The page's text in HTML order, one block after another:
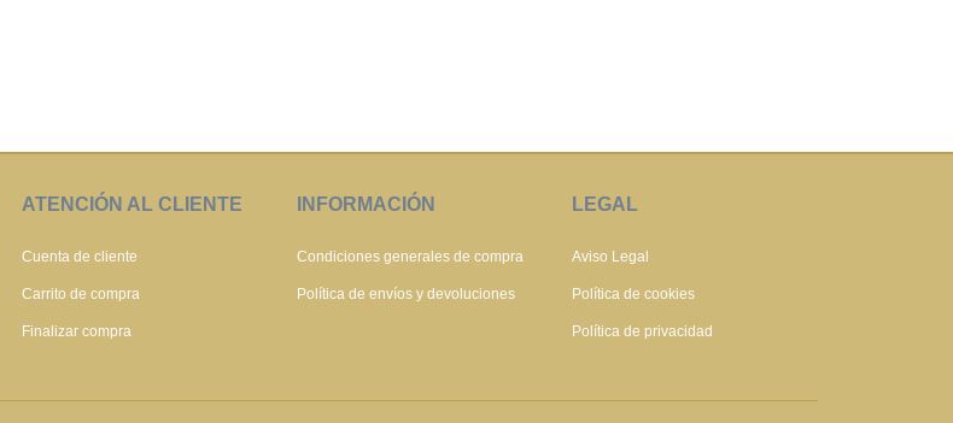
ATENCIÓN AL CLIENTE
Cuenta de cliente
Carrito de compra
Finalizar compra
INFORMACIÓN
Condiciones generales de compra
Política de envíos y devoluciones
LEGAL
Aviso Legal
Política de cookies
Política de privacidad